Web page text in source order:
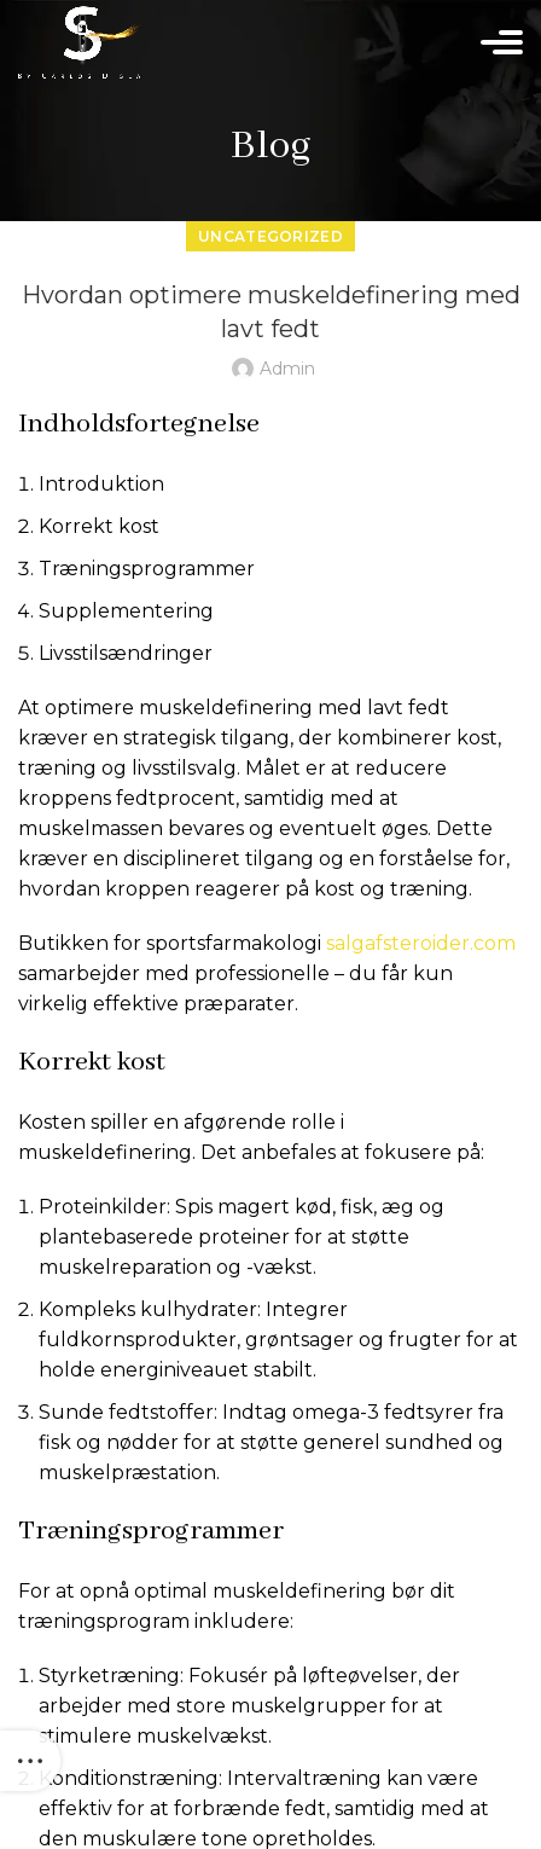
Blog
UNCATEGORIZED
Hvordan optimere muskeldefinering med
lavt fedt
Admin
Indholdsfortegnelse
Introduktion
Korrekt kost
Træningsprogrammer
Supplementering
Livsstilsændringer
At optimere muskeldefinering med lavt fedt
kræver en strategisk tilgang, der kombinerer kost,
træning og livsstilsvalg. Målet er at reducere
kroppens fedtprocent, samtidig med at
muskelmassen bevares og eventuelt øges. Dette
kræver en disciplineret tilgang og en forståelse for,
hvordan kroppen reagerer på kost og træning.
Butikken for sportsfarmakologi salgafsteroider.com
samarbejder med professionelle – du får kun
virkelig effektive præparater.
Korrekt kost
Kosten spiller en afgørende rolle i
muskeldefinering. Det anbefales at fokusere på:
Proteinkilder: Spis magert kød, fisk, æg og
plantebaserede proteiner for at støtte
muskelreparation og -vækst.
Kompleks kulhydrater: Integrer
fuldkornsprodukter, grøntsager og frugter for at
holde energiniveauet stabilt.
Sunde fedtstoffer: Indtag omega-3 fedtsyrer fra
fisk og nødder for at støtte generel sundhed og
muskelpræstation.
Træningsprogrammer
For at opnå optimal muskeldefinering bør dit
træningsprogram inkludere:
Styrketræning: Fokusér på løfteøvelser, der
arbejder med store muskelgrupper for at
stimulere muskelvækst.
Konditionstræning: Intervaltræning kan være
effektiv for at forbrænde fedt, samtidig med at
den muskulære tone opretholdes.